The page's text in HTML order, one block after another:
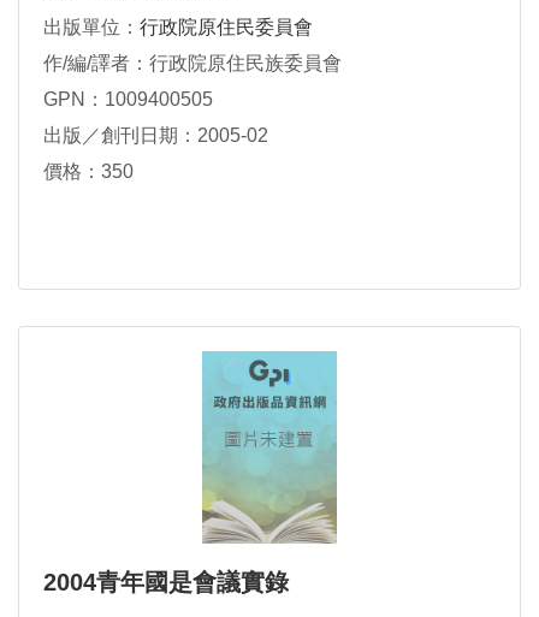
出版單位： 行政院原住民委員會
作/編/譯者：行政院原住民族委員會
GPN：1009400505
出版／創刊日期：2005-02
價格：350
2004青年國是會議實錄